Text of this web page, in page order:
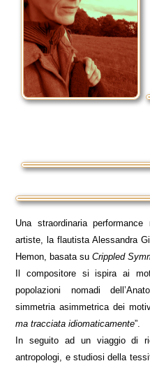
Una straordinaria
artiste, la flautista Alessandra
Hemon, basata suCrippled
Il compositore si ispira ai
popolazioni nomadi
simmetria asimmetrica dei
ma tracciata idiomaticamente”.
In seguito ad un viaggio di
antropologi, e studiosi della